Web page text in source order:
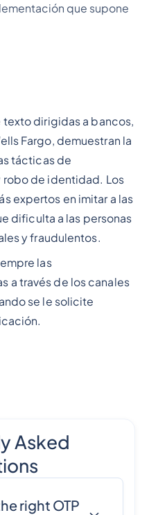
que supone
texto dirigidas a bancos,
Fargo, demuestran la
tácticas de
de identidad. Los
expertos en imitar a las
dificulta a las personas
y fraudulentos.
las
a través de los canales
se le solicite
Asked
right OTP